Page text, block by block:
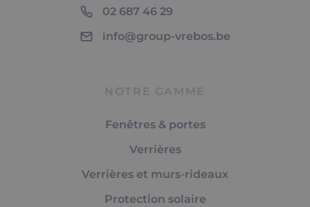
02 687 46 29
info@group-vrebos.be
NOTRE GAMME
Fenêtres & portes
Verrières
Verrières et murs-rideaux
Protection solaire